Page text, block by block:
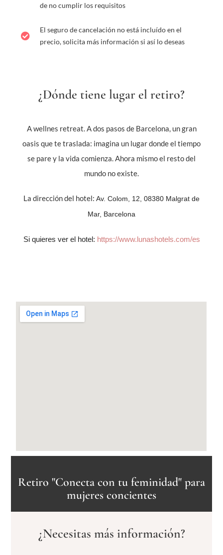
de no cumplir los requisitos
El seguro de cancelación no está incluído en el
precio, solicita más información si así lo deseas
¿Dónde tiene lugar el retiro?
A wellnes retreat. A dos pasos de Barcelona, un gran
oasis que te traslada: imagina un lugar donde el tiempo
se pare y la vida comienza. Ahora mismo el resto del
mundo no existe.
La dirección del hotel: Av. Colom, 12, 08380 Malgrat de
Mar, Barcelona
Si quieres ver el hotel: https://www.lunashotels.com/es
Retiro "Conecta con tu feminidad" para
mujeres concientes
¿Necesitas más información?